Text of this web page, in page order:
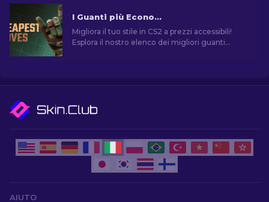
I Guanti più Economici in CS2: La Collezione Definitiva [2026]
Migliora il tuo stile in CS2 a prezzi accessibili!
Esplora il nostro elenco dei migliori guanti
AIUTO